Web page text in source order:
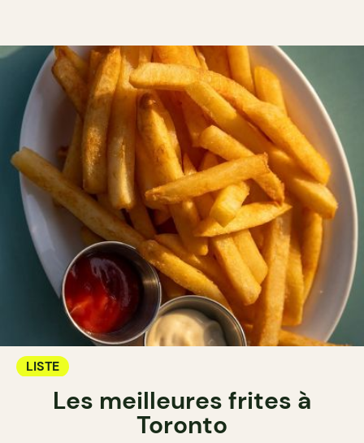
LISTE
Les meilleures frites à
Toronto